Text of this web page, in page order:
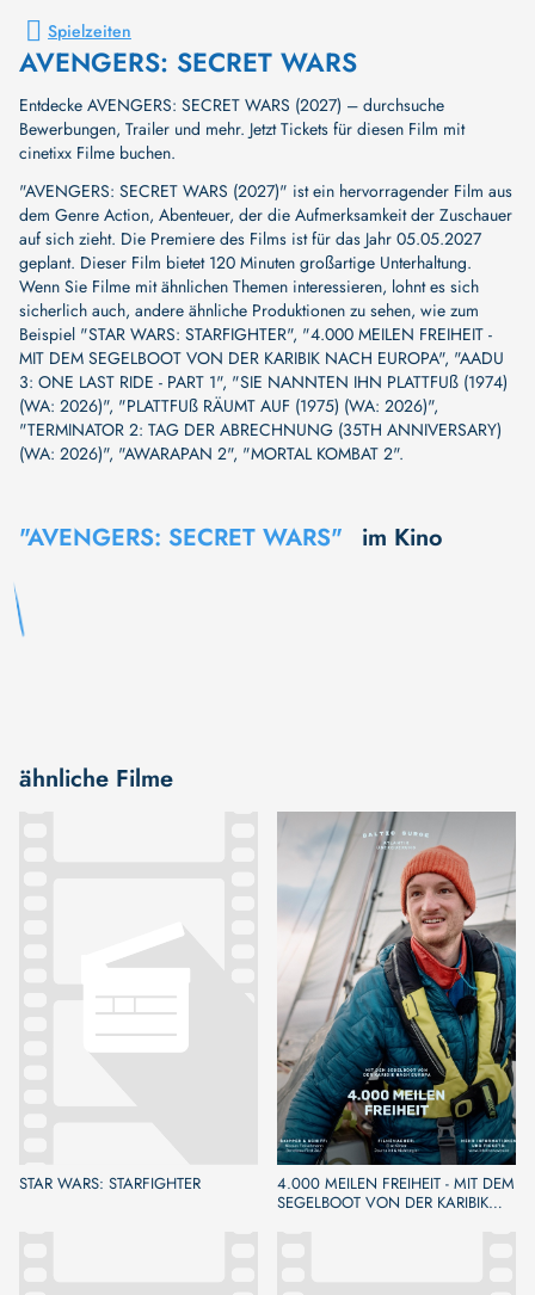
Spielzeiten
AVENGERS: SECRET WARS
Entdecke AVENGERS: SECRET WARS (2027) – durchsuche
Bewerbungen, Trailer und mehr. Jetzt Tickets für diesen Film mit
cinetixx Filme buchen.
"AVENGERS: SECRET WARS (2027)" ist ein hervorragender Film aus
dem Genre Action, Abenteuer, der die Aufmerksamkeit der Zuschauer
auf sich zieht. Die Premiere des Films ist für das Jahr 05.05.2027
geplant. Dieser Film bietet 120 Minuten großartige Unterhaltung.
Wenn Sie Filme mit ähnlichen Themen interessieren, lohnt es sich
sicherlich auch, andere ähnliche Produktionen zu sehen, wie zum
Beispiel "STAR WARS: STARFIGHTER", "4.000 MEILEN FREIHEIT -
MIT DEM SEGELBOOT VON DER KARIBIK NACH EUROPA", "AADU
3: ONE LAST RIDE - PART 1", "SIE NANNTEN IHN PLATTFUß (1974)
(WA: 2026)", "PLATTFUß RÄUMT AUF (1975) (WA: 2026)",
"TERMINATOR 2: TAG DER ABRECHNUNG (35TH ANNIVERSARY)
(WA: 2026)", "AWARAPAN 2", "MORTAL KOMBAT 2".
"AVENGERS: SECRET WARS" im Kino
ähnliche Filme
STAR WARS: STARFIGHTER
4.000 MEILEN FREIHEIT - MIT DEM
SEGELBOOT VON DER KARIBIK